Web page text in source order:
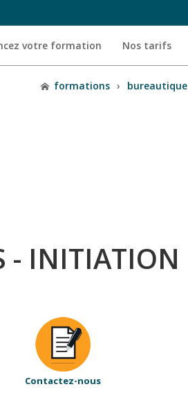
votre formation Nos tarifs
formations › bureautique
- INITIATION
Contactez-nous